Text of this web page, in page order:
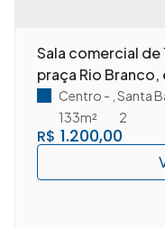
Sala comercial de
praça Rio Branco,
D'Oeste/SP.
R$ 1.200,00
Centro Santa
2
133m²